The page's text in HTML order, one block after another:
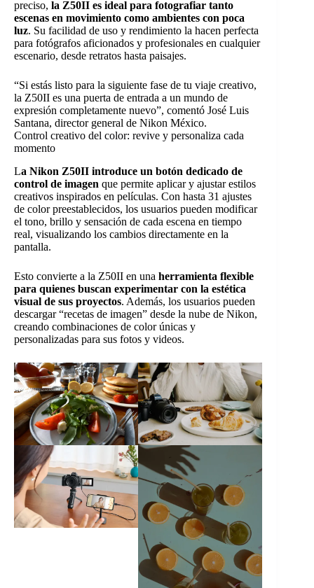
preciso, la Z50II es ideal para fotografiar tanto
escenas en movimiento como ambientes con poca
luz. Su facilidad de uso y rendimiento la hacen perfecta
para fotógrafos aficionados y profesionales en cualquier
escenario, desde retratos hasta paisajes.
“Si estás listo para la siguiente fase de tu viaje creativo,
la Z50II es una puerta de entrada a un mundo de
expresión completamente nuevo”, comentó José Luis
Santana, director general de Nikon México.
Control creativo del color: revive y personaliza cada
momento
La Nikon Z50II introduce un botón dedicado de
control de imagen que permite aplicar y ajustar estilos
creativos inspirados en películas. Con hasta 31 ajustes
de color preestablecidos, los usuarios pueden modificar
el tono, brillo y sensación de cada escena en tiempo
real, visualizando los cambios directamente en la
pantalla.
Esto convierte a la Z50II en una herramienta flexible
para quienes buscan experimentar con la estética
visual de sus proyectos. Además, los usuarios pueden
descargar “recetas de imagen” desde la nube de Nikon,
creando combinaciones de color únicas y
personalizadas para sus fotos y videos.